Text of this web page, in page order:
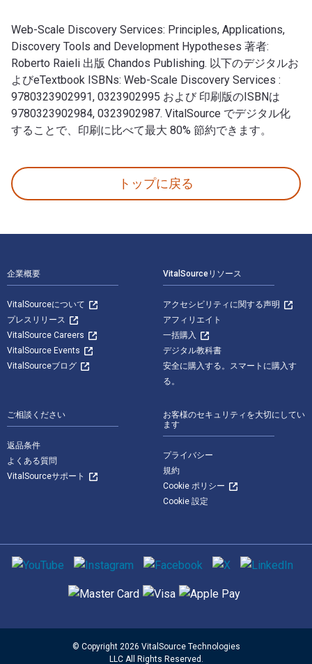
Web-Scale Discovery Services: Principles, Applications,
Discovery Tools and Development Hypotheses 著者:
Roberto Raieli 出版 Chandos Publishing. 以下のデジタルお
よびeTextbook ISBNs: Web-Scale Discovery Services :
9780323902991, 0323902995 および 印刷版のISBNは
9780323902984, 0323902987. VitalSource でデジタル化
することで、印刷に比べて最大 80% 節約できます。
トップに戻る
企業概要
VitalSourceについて
プレスリリース
VitalSource Careers
VitalSource Events
VitalSourceブログ
VitalSourceリソース
アクセシビリティに関する声明
アフィリエイト
一括購入
デジタル教科書
安全に購入する。スマートに購入す
る。
ご相談ください
返品条件
よくある質問
VitalSourceサポート
お客様のセキュリティを大切にしてい
ます
プライバシー
規約
Cookie ポリシー
Cookie 設定
ソーシャルメディア
サポートされている支払い方法
© Copyright 2026 VitalSource Technologies
LLC All Rights Reserved.